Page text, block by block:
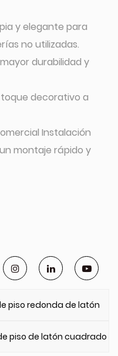
y elegante para
no utilizadas.
durabilidad y
toque decorativo a
Instalación
montaje rápido y
piso redonda de latón
piso de latón cuadrado